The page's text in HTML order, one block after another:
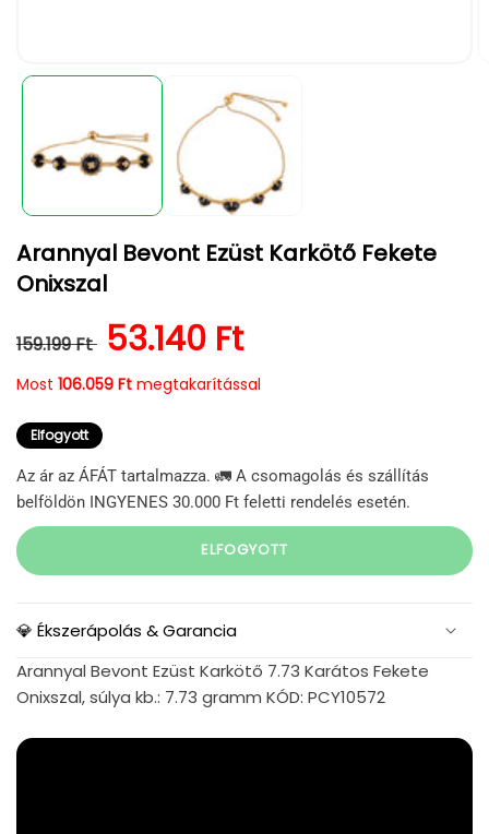
médiafájl
párbeszédpanelen
Arannyal Bevont Ezüst Karkötő Fekete
Onixszal
Normál ár
159.199 Ft Kedvezményes ár
53.140 Ft
Most 106.059 Ft megtakarítással
Elfogyott
Az ár az ÁFÁT tartalmazza. 🚛 A csomagolás és szállítás
belföldön INGYENES 30.000 Ft feletti rendelés esetén.
ELFOGYOTT
💎 Ékszerápolás & Garancia
Arannyal Bevont Ezüst Karkötő 7.73 Karátos Fekete
Onixszal, súlya kb.: 7.73 gramm KÓD: PCY10572